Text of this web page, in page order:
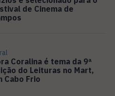
de Cinema de
Coralina é tema da 9ª
do Leituras no Mart,
Cabo Frio